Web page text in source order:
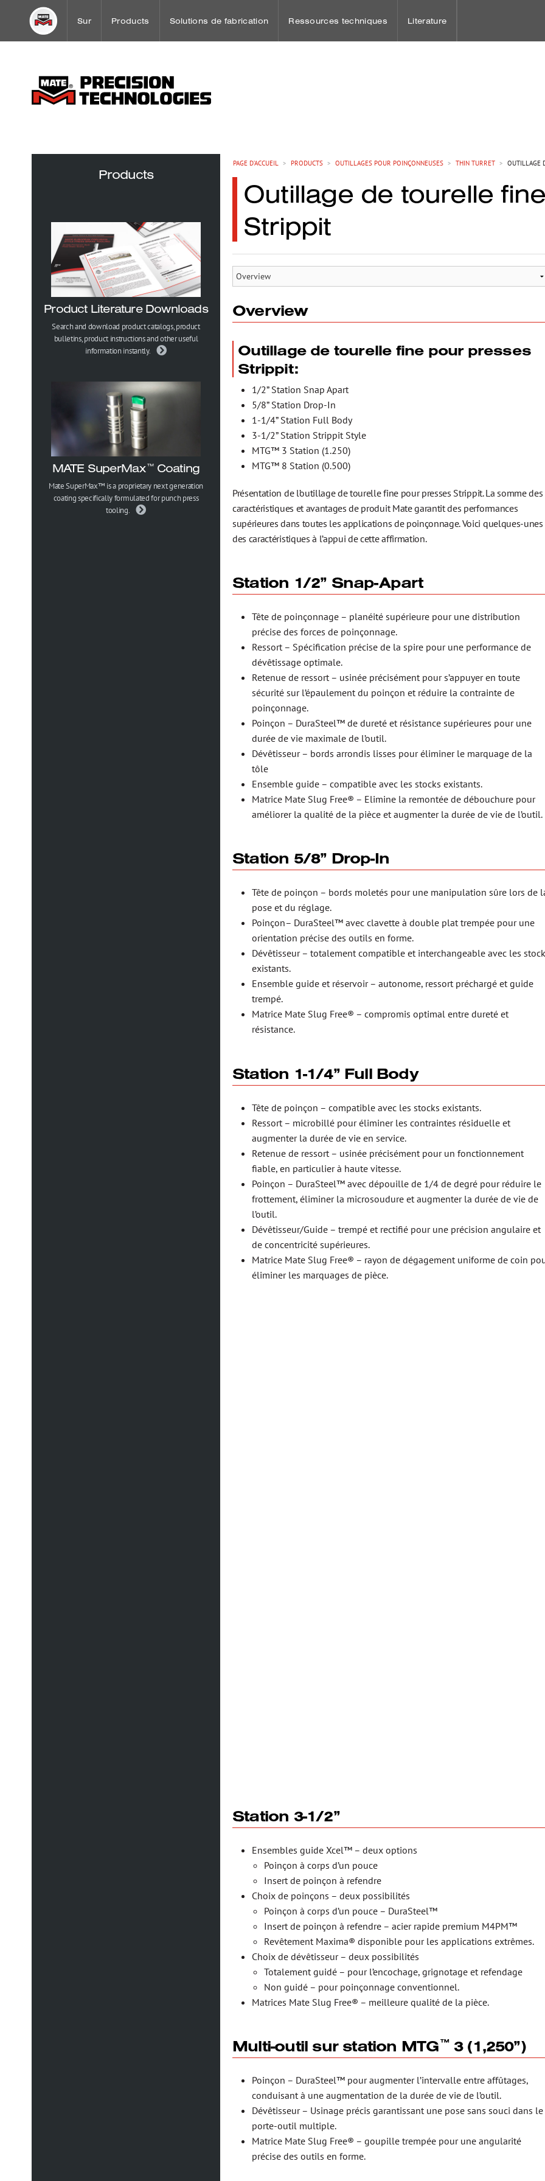
Sur
Mission & Objectif
Partenariats OEM
Politique relative à la santé, à la sécurité et à l’environnement
Trademark Information
Products
Press Brake Tooling
Solutions de fabrication
Sheet Metal Case Studies
Ressources techniques Literature
PAGE D’ACCUEIL > PRODUCTS > OUTILLAGES POUR POINÇONNEUSES > THIN TURRET > OUTILLAGE
Outillage de tourelle
Strippit
Overview
Outillage de tourelle fine pour presses
Strippit:
1/2” Station Snap Apart
5/8” Station Drop-In
1-1/4” Station Full Body
3-1/2” Station Strippit Style
MTG™ 3 Station (1.250)
MTG™ 8 Station (0.500)
Présentation de l’outillage de tourelle fine pour presses Strippit. La somme des
caractéristiques et avantages de produit Mate garantit des performances
supérieures dans toutes les applications de poinçonnage. Voici quelques-unes
des caractéristiques à l’appui de cette affirmation.
Station 1/2” Snap-Apart
Tête de poinçonnage – planéité supérieure pour une distribution
précise des forces de poinçonnage.
Ressort – Spécification précise de la spire pour une performance de
dévêtissage optimale.
Retenue de ressort – usinée précisément pour s’appuyer en toute
sécurité sur l’épaulement du poinçon et réduire la contrainte de
poinçonnage.
Poinçon – DuraSteel™ de dureté et résistance supérieures pour une
durée de vie maximale de l’outil.
Dévêtisseur – bords arrondis lisses pour éliminer le marquage de la
tôle
Ensemble guide – compatible avec les stocks existants.
Matrice Mate Slug Free® – Elimine la remontée de débouchure pour
améliorer la qualité de la pièce et augmenter la durée de vie de l’outil.
Station 5/8” Drop-In
Tête de poinçon – bords moletés pour une manipulation sûre lors de
pose et du réglage.
Poinçon– DuraSteel™ avec clavette à double plat trempée pour une
orientation précise des outils en forme.
Dévêtisseur – totalement compatible et interchangeable avec les
existants.
Ensemble guide et réservoir – autonome, ressort préchargé et guide
trempé.
Matrice Mate Slug Free® – compromis optimal entre dureté et
résistance.
Station 1-1/4” Full Body
Tête de poinçon – compatible avec les stocks existants.
Ressort – microbillé pour éliminer les contraintes résiduelle et
augmenter la durée de vie en service.
Retenue de ressort – usinée précisément pour un fonctionnement
fiable, en particulier à haute vitesse.
Poinçon – DuraSteel™ avec dépouille de 1/4 de degré pour réduire le
frottement, éliminer la microsoudure et augmenter la durée de vie de
l’outil.
Dévêtisseur/Guide – trempé et rectifié pour une précision angulaire et
de concentricité supérieures.
Matrice Mate Slug Free® – rayon de dégagement uniforme de coin
éliminer les marquages de pièce.
Station 3-1/2”
Ensembles guide Xcel™ – deux options
Poinçon à corps d’un pouce
Insert de poinçon à refendre
Choix de poinçons – deux possibilités
Poinçon à corps d’un pouce – DuraSteel™
Insert de poinçon à refendre – acier rapide premium M4PM™
Revêtement Maxima® disponible pour les applications extrêmes.
Choix de dévêtisseur – deux possibilités
Totalement guidé – pour l’encochage, grignotage et refendage
Non guidé – pour poinçonnage conventionnel.
Matrices Mate Slug Free® – meilleure qualité de la pièce.
Multi-outil sur station MTG ™3 (1,250”)
Poinçon – DuraSteel™ pour augmenter l’intervalle entre affûtages,
conduisant à une augmentation de la durée de vie de l’outil.
Dévêtisseur – Usinage précis garantissant une pose sans souci dans le
porte-outil multiple.
Matrice Mate Slug Free® – goupille trempée pour une angularité
précise des outils en forme.
Products
Product Literature Downloads
Search and download product catalogs, product
bulletins, product instructions and other useful
information instantly.
MATE SuperMax ™Coating
Mate SuperMax™ is a proprietary next generation
coating specifically formulated for punch press
tooling.